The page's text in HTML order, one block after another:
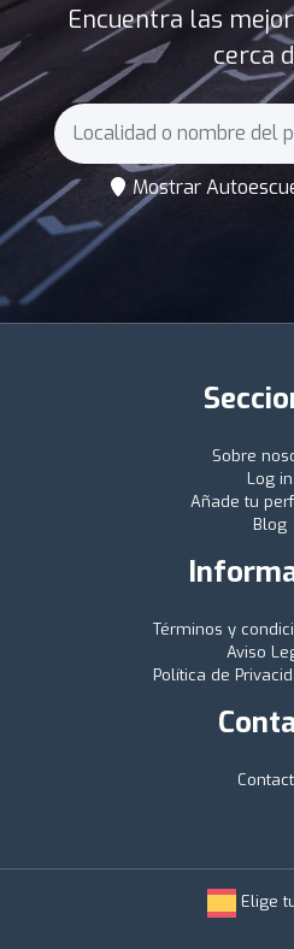
Encuentra las
cerca
Mostrar
Sobre
Log in
Añade tu
Blog
Términos y
Aviso
Política de
Elige